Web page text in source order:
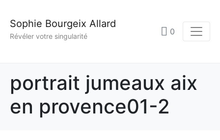
Sophie Bourgeix Allard
Révéler votre singularité 0
portrait jumeaux aix
en provence01-2